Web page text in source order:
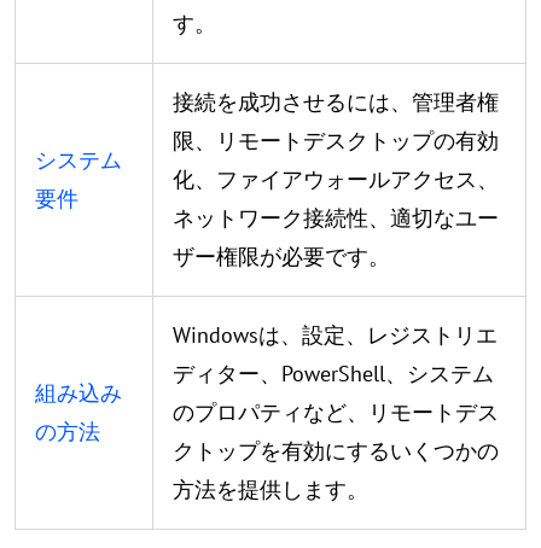
す。
システム
要件
接続を成功させるには、管理者権
限、リモートデスクトップの有効
化、ファイアウォールアクセス、
ネットワーク接続性、適切なユー
ザー権限が必要です。
組み込み
の方法
Windowsは、設定、レジストリエ
ディター、PowerShell、システム
のプロパティなど、リモートデス
クトップを有効にするいくつかの
方法を提供します。